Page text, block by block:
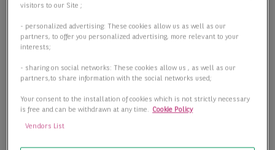
visitors to our Site ;
- personalized advertising: These cookies allow us as well as our
partners, to offer you personalized advertising, more relevant to your
interests;
- sharing on social networks: These cookies allow us , as well as our
partners,to share information with the social networks used;
Your consent to the installation of cookies which is not strictly necessary
is free and can be withdrawn at any time. Cookie Policy
Vendors List